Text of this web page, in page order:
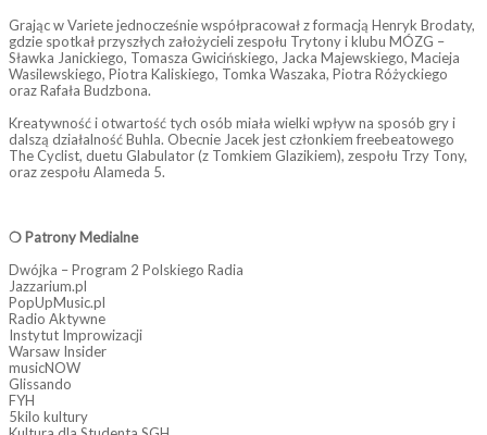
Grając w Variete jednocześnie współpracował z formacją Henryk Brodaty,
gdzie spotkał przyszłych założycieli zespołu Trytony i klubu MÓZG –
Sławka Janickiego, Tomasza Gwicińskiego, Jacka Majewskiego, Macieja
Wasilewskiego, Piotra Kaliskiego, Tomka Waszaka, Piotra Różyckiego
oraz Rafała Budzbona.
Kreatywność i otwartość tych osób miała wielki wpływ na sposób gry i
dalszą działalność Buhla. Obecnie Jacek jest członkiem freebeatowego
The Cyclist, duetu Glabulator (z Tomkiem Glazikiem), zespołu Trzy Tony,
oraz zespołu Alameda 5.
❍ Patrony Medialne
Dwójka – Program 2 Polskiego Radia
Jazzarium.pl
PopUpMusic.pl
Radio Aktywne
Instytut Improwizacji
Warsaw Insider
musicNOW
Glissando
FYH
5kilo kultury